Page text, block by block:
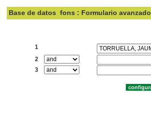
Base de datos fons : Formulario avanzado
1
2
3